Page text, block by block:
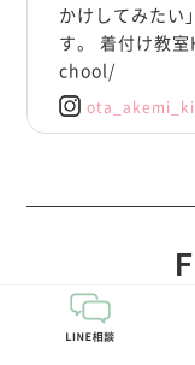
かけしてみたい
す。 着付け教
chool/